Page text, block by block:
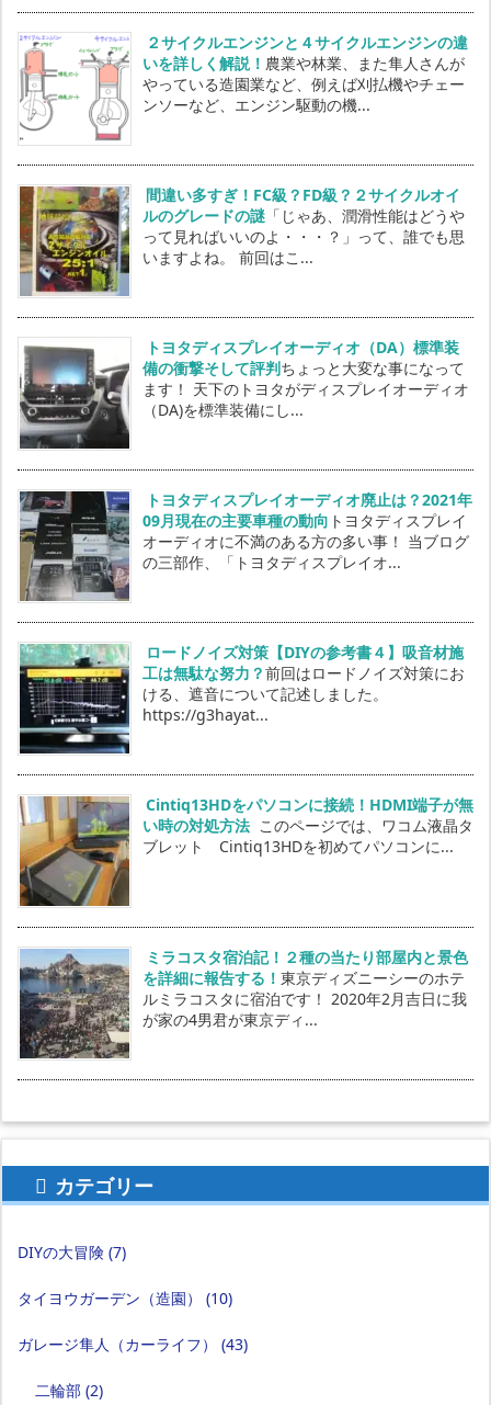
２サイクルエンジンと４サイクルエンジンの違
いを詳しく解説！ 農業や林業、また隼人さんが
やっている造園業など、例えば刈払機やチェー
ンソーなど、エンジン駆動の機...
間違い多すぎ！FC級？FD級？２サイクルオイ
ルのグレードの謎 「じゃあ、潤滑性能はどうや
って見ればいいのよ・・・？」って、誰でも思
いますよね。 前回はこ...
トヨタディスプレイオーディオ（DA）標準装
備の衝撃そして評判ちょっと大変な事になって
ます！ 天下のトヨタがディスプレイオーディオ
（DA)を標準装備にし...
トヨタディスプレイオーディオ廃止は？2021年
09月現在の主要車種の動向 トヨタディスプレイ
オーディオに不満のある方の多い事！ 当ブログ
の三部作、「トヨタディスプレイオ...
ロードノイズ対策【DIYの参考書４】吸音材施
工は無駄な努力？前回はロードノイズ対策にお
ける、遮音について記述しました。
https://g3hayat...
Cintiq13HDをパソコンに接続！HDMI端子が無
い時の対処方法 このページでは、ワコム液晶タ
ブレット Cintiq13HDを初めてパソコンに...
ミラコスタ宿泊記！２種の当たり部屋内と景色
を詳細に報告する！ 東京ディズニーシーのホテ
ルミラコスタに宿泊です！ 2020年2月吉日に我
が家の4男君が東京ディ...
カテゴリー
DIYの大冒険 (7)
タイヨウガーデン（造園） (10)
ガレージ隼人（カーライフ） (43)
二輪部 (2)